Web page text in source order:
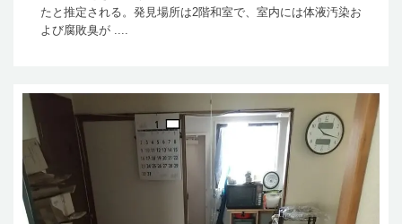
たと推定される。発見場所は2階和室で、室内には体液汚染お
よび腐敗臭が ....